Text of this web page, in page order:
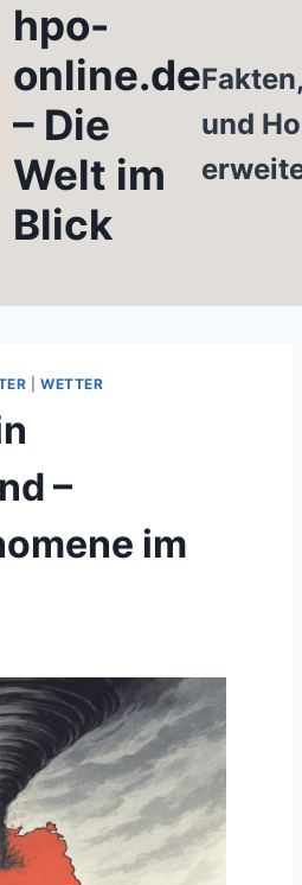
hpo-
online.de
– Die
Welt im
Blick
und
|WETTER
–
im